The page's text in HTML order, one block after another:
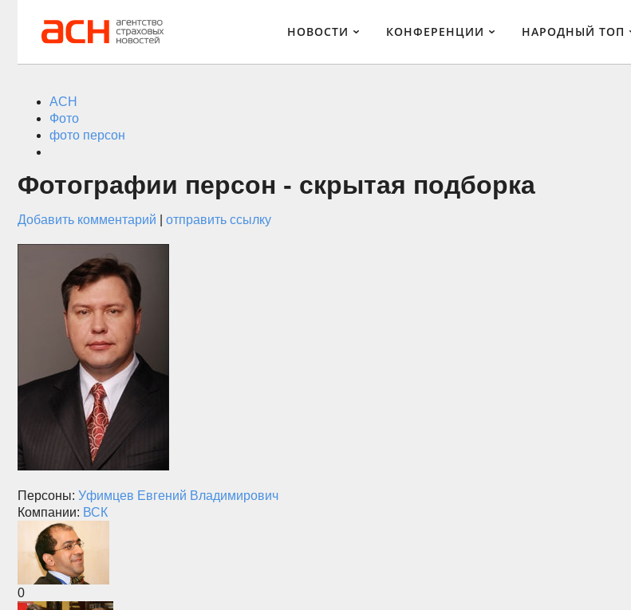
НОВОСТИ КОНФЕРЕНЦИИ НАРОДНЫЙ ТОП
АСН
Фото
фото персон
Фотографии персон - скрытая подборка
Добавить комментарий отправить ссылку
Персоны: Уфимцев Евгений Владимирович
Компании: ВСК
0